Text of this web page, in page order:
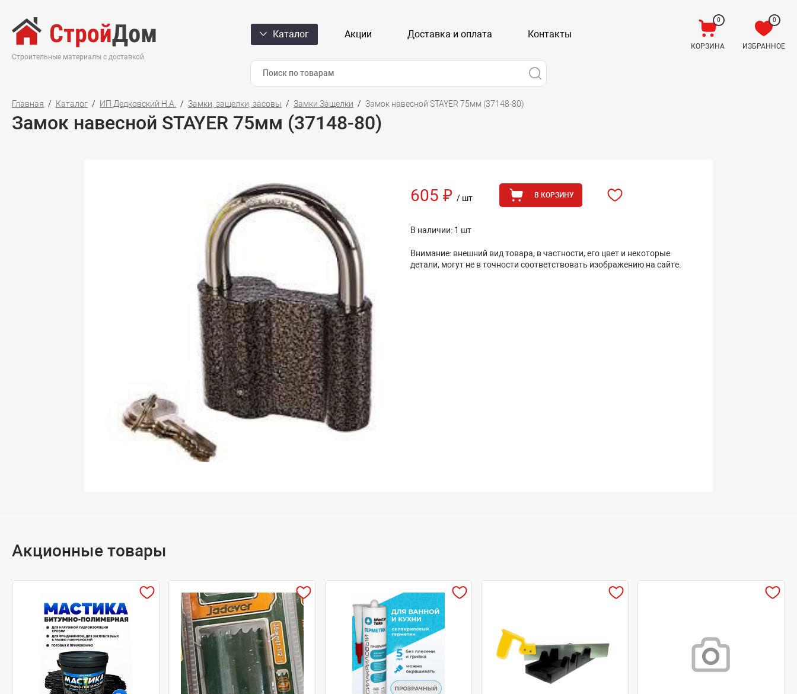
Строительные материалы с доставкой
Каталог Акции Доставка и оплата Контакты
0
КОРЗИНА
0
ИЗБРАННОЕ
Главная Каталог ИП Дедковский Н.А. Замки, защелки, засовы Замки Защелки Замок навесной STAYER 75мм (37148-80)
Замок навесной STAYER 75мм (37148-80)
605 ₽ / шт В КОРЗИНУ
В наличии: 1 шт
Внимание: внешний вид товара, в частности, его цвет и некоторые
детали, могут не в точности соответствовать изображению на сайте.
Акционные товары